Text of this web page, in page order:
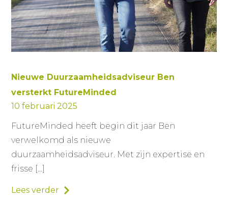
Nieuwe Duurzaamheidsadviseur Ben
versterkt FutureMinded
10 februari 2025
FutureMinded heeft begin dit jaar Ben
verwelkomd als nieuwe
duurzaamheidsadviseur. Met zijn expertise en
frisse […]
Lees verder